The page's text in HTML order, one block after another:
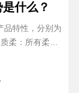
什么？
品特性，分别为
柔：所有柔性
理； 内柔：应